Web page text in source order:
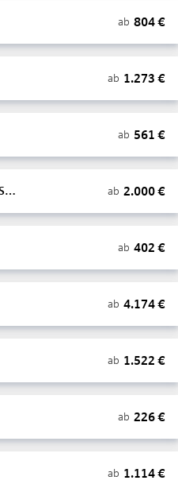
ab 804€
ab 1.273 €
ab 561 €
Bonaire, Sint Eustatius und Saba ab 2.000€
ab 402 €
ab 4.174€
ab 1.522 €
ab 226€
ab 1.114€